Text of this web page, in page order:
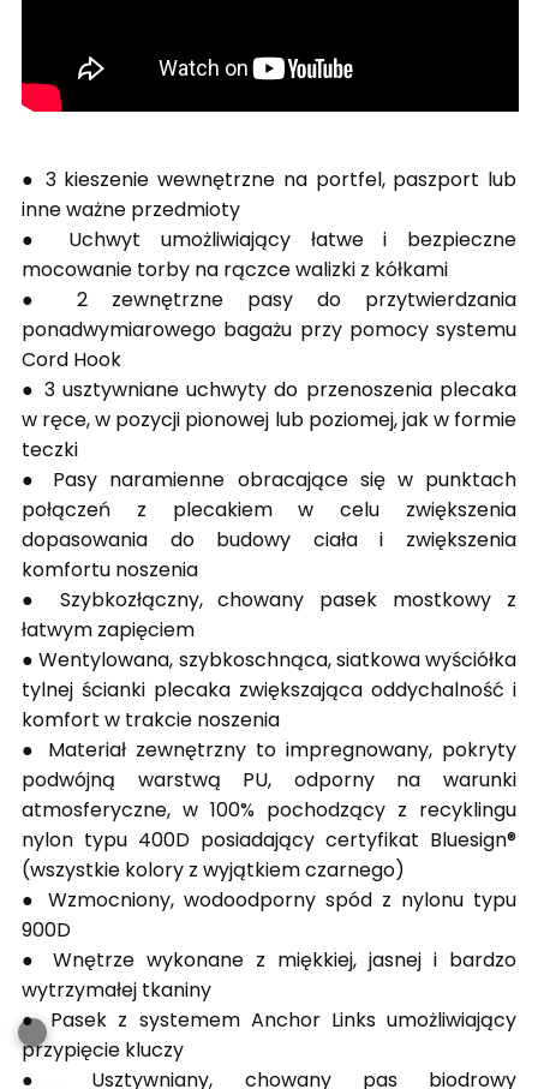
● 3 kieszenie wewnętrzne na portfel, paszport lub
inne ważne przedmioty
● Uchwyt umożliwiający łatwe i bezpieczne
mocowanie torby na rączce walizki z kółkami
● 2 zewnętrzne pasy do przytwierdzania
ponadwymiarowego bagażu przy pomocy systemu
Cord Hook
● 3 usztywniane uchwyty do przenoszenia plecaka
w ręce, w pozycji pionowej lub poziomej, jak w formie
teczki
● Pasy naramienne obracające się w punktach
połączeń z plecakiem w celu
zwiększenia
dopasowania do budowy ciała i zwiększenia
komfortu noszenia
● Szybkozłączny, chowany pasek mostkowy z
łatwym zapięciem
● Wentylowana, szybkoschnąca, siatkowa wyściółka
tylnej ścianki plecaka zwiększająca oddychalność i
komfort w trakcie noszenia
● Materiał zewnętrzny to impregnowany, pokryty
podwójną warstwą PU,
odporny na warunki
atmosferyczne, w 100% pochodzący z recyklingu
nylon typu 400D posiadający certyfikat Bluesign®
(wszystkie kolory z wyjątkiemczarnego)
● Wzmocniony, wodoodporny spód z nylonu typu
900D
● Wnętrze wykonane z miękkiej, jasnej i bardzo
wytrzymałej tkaniny
● Pasek z systemem Anchor Links umożliwiający
przypięcie kluczy
● Usztywniany, chowany pas biodrowy